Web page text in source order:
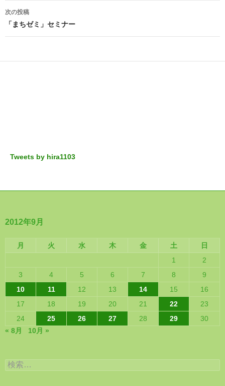
ビ
ゲ
ー
ョ
次の投稿
「まちゼミ」セミナー
Tweets by hira1103
2012年9月
月 火 水 木 金 土
日
1
2
3
4 5 6 7 8
9
10
11 12 13 14 15
16
17
18 19 20 21 22
23
24
25 26 27 28 29
30
« 8月
10月 »
検
索: